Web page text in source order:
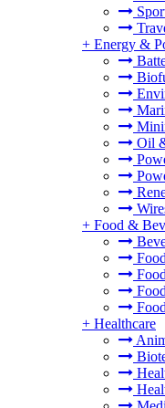
+ Energy &
Oil
+ Food &
+ Healthcare